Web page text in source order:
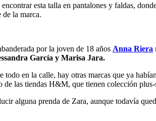
esta talla en pantalones y faldas,
de la marca.
por la joven de 18 años Anna Riera
García y Marisa Jara.
en la calle, hay otras marcas que ya
las tiendas H&M, que tienen colección plus-
alguna prenda de Zara, aunque todavía